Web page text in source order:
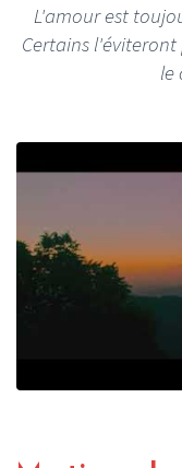
L'amour est
Certains
le